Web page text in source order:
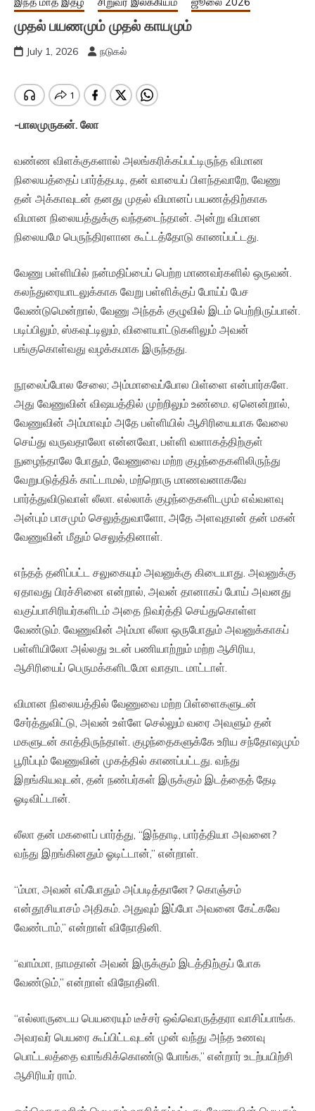
முதல் பயணமும் முதல் காயமும்
July 1, 2026 நடுகல்
-பாலமுருகன். லோ
வண்ண விளக்குகளால் அலங்கரிக்கப்பட்டிருந்த விமான
நிலையத்தைப் பார்த்தபடி, தன் வாயைப் பிளந்தவாறே, வேணு
தன் அக்காவுடன் தனது முதல் விமானப் பயணத்திற்காக
விமான நிலையத்துக்கு வந்தடைந்தான். அன்று விமான
நிலையமே பெருந்திரளான கூட்டத்தோடு காணப்பட்டது.
வேணு பள்ளியில் நன்மதிப்பைப் பெற்ற மாணவர்களில் ஒருவன்.
கலந்துரையாடலுக்காக வேறு பள்ளிக்குப் போய்ப் பேச
வேண்டுமென்றால், வேணு அந்தக் குழுவில் இடம் பெற்றிருப்பான்.
படிப்பிலும், ஸ்கவுட்டிலும், விளையாட்டுகளிலும் அவன்
பங்குகொள்வது வழக்கமாக இருந்தது.
நூலைப்போல சேலை; அம்மாவைப்போல பிள்ளை என்பார்களே.
அது வேணுவின் விஷயத்தில் முற்றிலும் உண்மை. ஏனென்றால்,
வேணுவின் அம்மாவும் அதே பள்ளியில் ஆசிரியையாக வேலை
செய்து வருவதாலோ என்னவோ, பள்ளி வளாகத்திற்குள்
நுழைந்தாலே போதும், வேணுவை மற்ற குழந்தைகளிலிருந்து
வேறுபடுத்திக் காட்டாமல், மற்றொரு மாணவனாகவே
பார்த்துவிடுவாள் லீலா. எல்லாக் குழந்தைகளிடமும் எவ்வளவு
அன்பும் பாசமும் செலுத்துவாளோ, அதே அளவுதான் தன் மகன்
வேணுவின் மீதும் செலுத்தினாள்.
எந்தத் தனிப்பட்ட சலுகையும் அவனுக்கு கிடையாது. அவனுக்கு
ஏதாவது பிரச்சினை என்றால், அவன் தானாகப் போய் அவனது
வகுப்பாசிரியர்களிடம் அதை நிவர்த்தி செய்துகொள்ள
வேண்டும். வேணுவின் அம்மா லீலா ஒருபோதும் அவனுக்காகப்
பள்ளியிலோ அல்லது உடன் பணியாற்றும் மற்ற ஆசிரிய,
ஆசிரியைப் பெருமக்களிடமோ வாதாட மாட்டாள்.
விமான நிலையத்தில் வேணுவை மற்ற பிள்ளைகளுடன்
சேர்த்துவிட்டு, அவன் உள்ளே செல்லும் வரை அவளும் தன்
மகளுடன் காத்திருந்தாள். குழந்தைகளுக்கே உரிய சந்தோஷமும்
பூரிப்பும் வேணுவின் முகத்தில் காணப்பட்டது. வந்து
இறங்கியவுடன், தன் நண்பர்கள் இருக்கும் இடத்தைத் தேடி
ஓடிவிட்டான்.
லீலா தன் மகளைப் பார்த்து, “இந்தாடி, பார்த்தியா அவனை?
வந்து இறங்கினதும் ஓடிட்டான்,” என்றாள்.
“ம்மா, அவன் எப்போதும் அப்படித்தானே? கொஞ்சம்
என்தூசியாசம் அதிகம். அதுவும் இப்போ அவனை கேட்கவே
வேண்டாம்,” என்றாள் விநோதினி.
“வாம்மா, நாமதான் அவன் இருக்கும் இடத்திற்குப் போக
வேண்டும்,” என்றாள் விநோதினி.
“எல்லாருடைய பெயரையும் டீச்சர் ஒவ்வொருத்தரா வாசிப்பாங்க.
அவரவர் பெயரை கூப்பிட்டவுடன் முன் வந்து அந்த உணவு
பொட்டலத்தை வாங்கிக்கொண்டு போங்க,” என்றார் உடற்பயிற்சி
ஆசிரியர் ராம்.